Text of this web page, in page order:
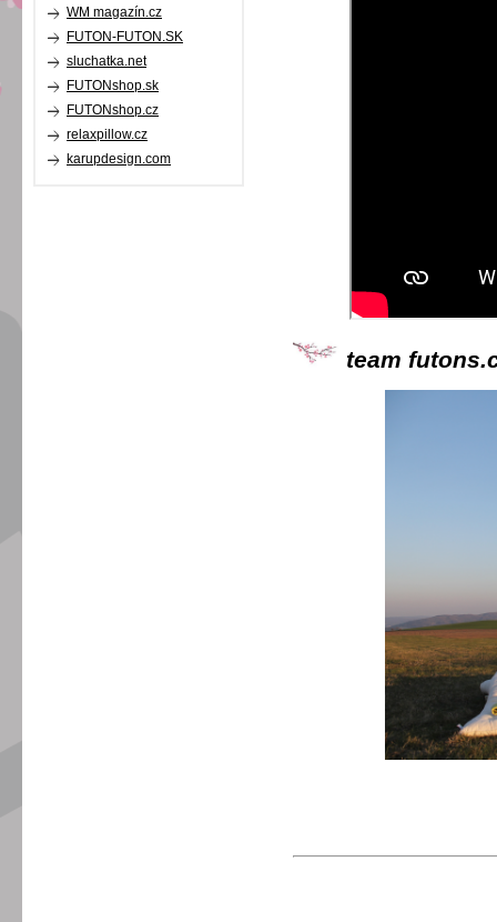
team
WM magazín.cz
FUTON-FUTON.SK
sluchatka.net
FUTONshop.sk
FUTONshop.cz
relaxpillow.cz
karupdesign.com